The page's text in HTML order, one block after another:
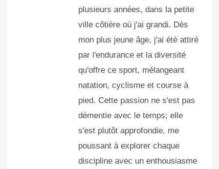
plusieurs années, dans la petite
ville côtière où j'ai grandi. Dès
mon plus jeune âge, j'ai été attiré
par l'endurance et la diversité
qu'offre ce sport, mélangeant
natation, cyclisme et course à
pied. Cette passion ne s'est pas
démentie avec le temps; elle
s'est plutôt approfondie, me
poussant à explorer chaque
discipline avec un enthousiasme